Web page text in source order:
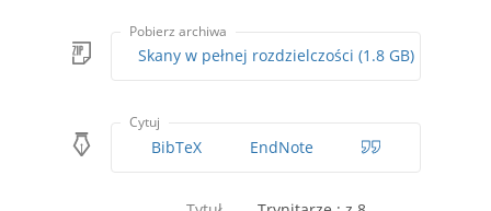
Pobierz archiwa
Skany w pełnej rozdzielczości (1.8 GB)
Cytuj
BibTeX EndNote